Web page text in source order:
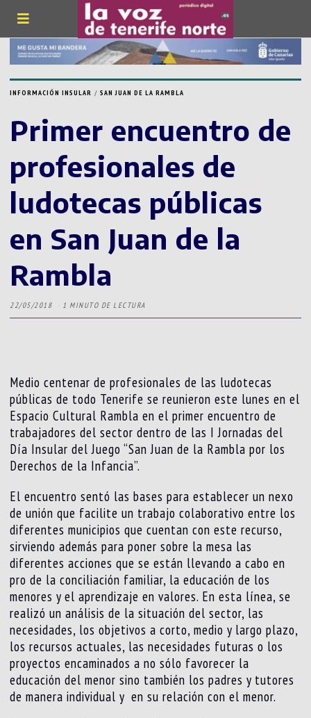
INFORMACIÓN INSULAR / SAN JUAN DE LA RAMBLA
Primer encuentro de
profesionales de
ludotecas públicas
en San Juan de la
Rambla
22/05/2018 1 MINUTO DE LECTURA
Medio centenar de profesionales de las ludotecas
públicas de todo Tenerife se reunieron este lunes en el
Espacio Cultural Rambla en el primer encuentro de
trabajadores del sector dentro de las I Jornadas del
Día Insular del Juego “San Juan de la Rambla por los
Derechos de la Infancia”.
El encuentro sentó las bases para establecer un nexo
de unión que facilite un trabajo colaborativo entre los
diferentes municipios que cuentan con este recurso,
sirviendo además para poner sobre la mesa las
diferentes acciones que se están llevando a cabo en
pro de la conciliación familiar, la educación de los
menores y el aprendizaje en valores. En esta línea, se
realizó un análisis de la situación del sector, las
necesidades, los objetivos a corto, medio y largo plazo,
los recursos actuales, las necesidades futuras o los
proyectos encaminados a no sólo favorecer la
educación del menor sino también los padres y tutores
de manera individual y en su relación con el menor.